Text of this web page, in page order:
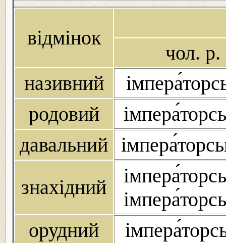
відмінок
чол. р.
називний
родовий
давальний
знахідний
орудний